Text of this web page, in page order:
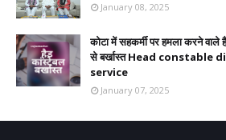
January 08, 2025
कोटा में सहकर्मी पर हमला करने वाले
से बर्खास्त Head
service
January 07, 2025